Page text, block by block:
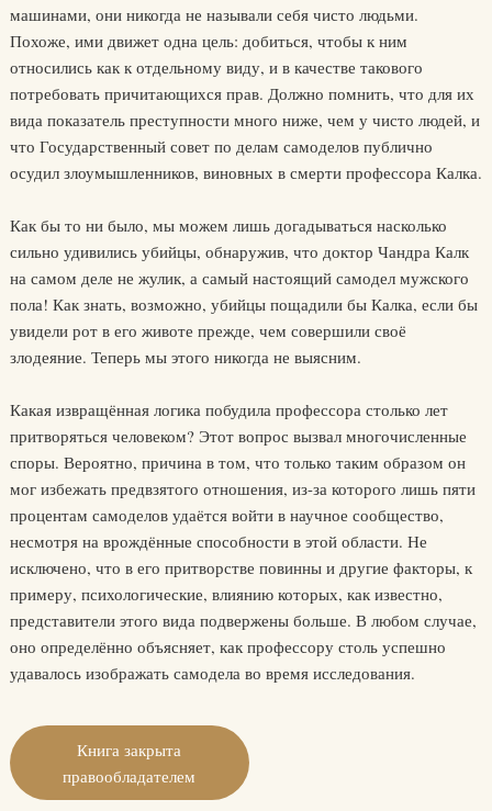
машинами, они никогда не называли себя чисто людьми.
Похоже, ими движет одна цель: добиться, чтобы к ним
относились как к отдельному виду, и в качестве такового
потребовать причитающихся прав. Должно помнить, что для их
вида показатель преступности много ниже, чем у чисто людей, и
что Государственный совет по делам самоделов публично
осудил злоумышленников, виновных в смерти профессора Калка.
Как бы то ни было, мы можем лишь догадываться насколько
сильно удивились убийцы, обнаружив, что доктор Чандра Калк
на самом деле не жулик, а самый настоящий самодел мужского
пола! Как знать, возможно, убийцы пощадили бы Калка, если бы
увидели рот в его животе прежде, чем совершили своё
злодеяние. Теперь мы этого никогда не выясним.
Какая извращённая логика побудила профессора столько лет
притворяться человеком? Этот вопрос вызвал многочисленные
споры. Вероятно, причина в том, что только таким образом он
мог избежать предвзятого отношения, из-за которого лишь пяти
процентам самоделов удаётся войти в научное сообщество,
несмотря на врождённые способности в этой области. Не
исключено, что в его притворстве повинны и другие факторы, к
примеру, психологические, влиянию которых, как известно,
представители этого вида подвержены больше. В любом случае,
оно определённо объясняет, как профессору столь успешно
удавалось изображать самодела во время исследования.
Книга закрыта
правообладателем